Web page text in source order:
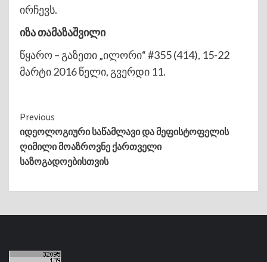
ირჩევს.
იზა თამაზაშვილი
წყარო – გაზეთი „ილორი“ #355 (414), 15-22
მარტი 2016 წელი, გვერდი 11.
Continue
Reading
Previous
იდეოლოგიური საწამლავი და მეფისტოფელის
ღიმილი მოაზროვნე ქართველი
საზოგადოებისთვის